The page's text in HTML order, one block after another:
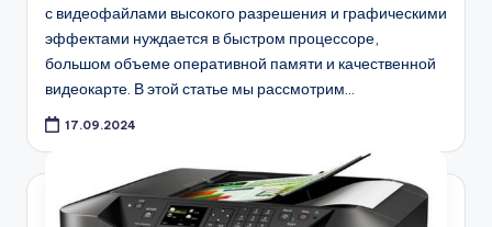
с видеофайлами высокого разрешения и графическими
эффектами нуждается в быстром процессоре,
большом объеме оперативной памяти и качественной
видеокарте. В этой статье мы рассмотрим…
17.09.2024